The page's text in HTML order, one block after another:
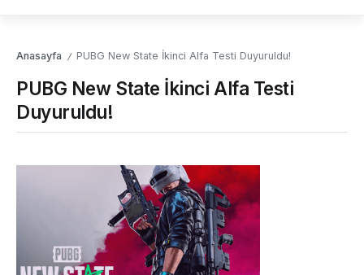
Anasayfa / PUBG New State İkinci Alfa Testi Duyuruldu!
PUBG New State İkinci Alfa Testi
Duyuruldu!